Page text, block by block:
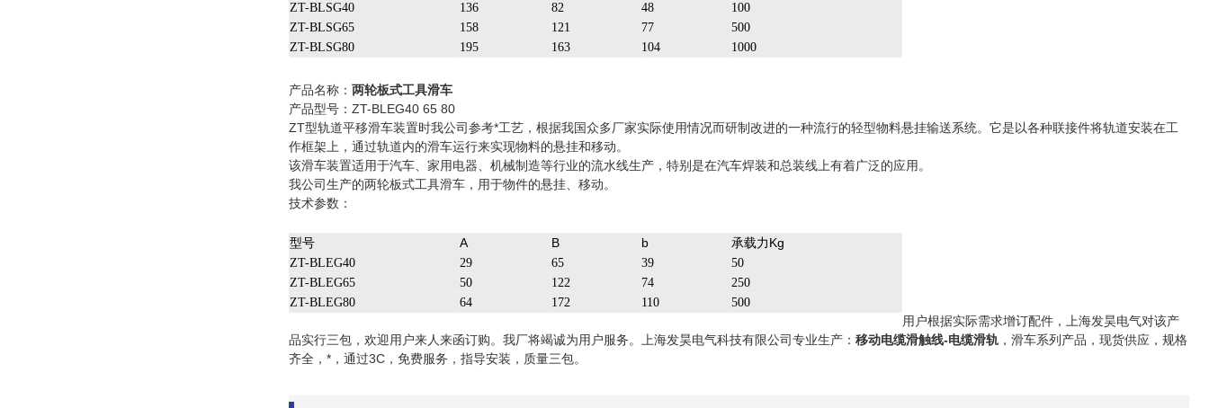
ZT-BLSG40 136 82 48
100
ZT-BLSG65
158 121 77
500
ZT-BLSG80
195 163 104 1000
产品名称： 两轮板式工具滑车
产品型号：ZT-BLEG40 65 80
ZT型轨道平移滑车装置时我公司参考*工艺，根据我国众多厂家实际使用情况而研制改进的一种流行的轻型物料悬挂输送系统。它是以各种联接件将轨道安装在工
作框架上，通过轨道内的滑车运行来实现物料的悬挂和移动。
该滑车装置适用于汽车、家用电器、机械制造等行业的流水线生产，特别是在汽车焊装和总装线上有着广泛的应用。
我公司生产的两轮板式工具滑车，用于物件的悬挂、移动。
技术参数：
型号 A B b 承载力Kg
ZT-BLEG40 29 65 39
50
ZT-BLEG65
50 122 74
250
ZT-BLEG80
64 172 110 500
用户根据实际需求增订配件，上海发昊电气对该产
品实行三包，欢迎用户来人来函订购。我厂将竭诚为用户服务。上海发昊电气科技有限公司专业生产： 移动电缆滑触线-电缆滑轨 ，滑车系列产品，现货供应，规格
齐全，*，通过3C，免费服务，指导安装，质量三包。